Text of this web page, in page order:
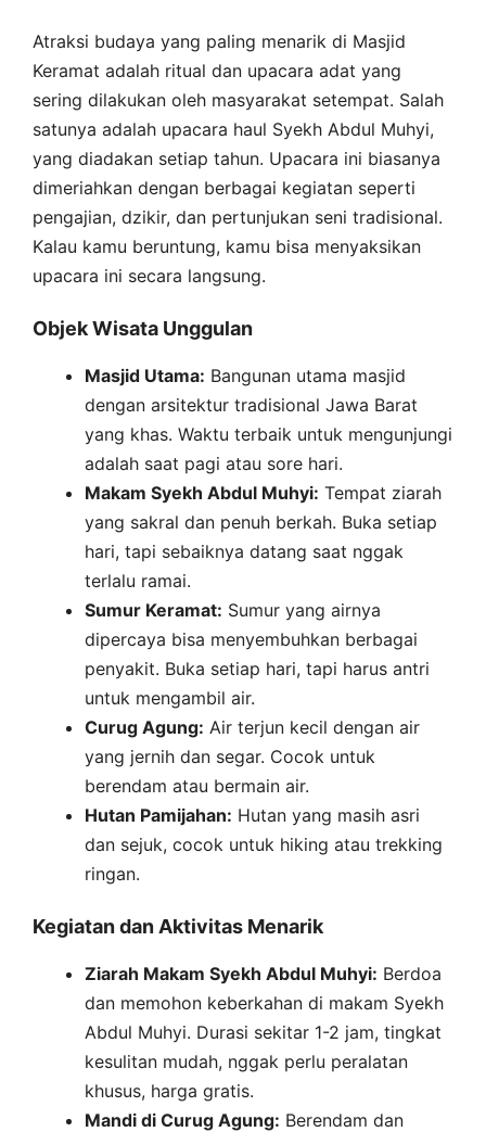
Atraksi budaya yang paling menarik di Masjid
Keramat adalah ritual dan upacara adat yang
sering dilakukan oleh masyarakat setempat. Salah
satunya adalah upacara haul Syekh Abdul Muhyi,
yang diadakan setiap tahun. Upacara ini biasanya
dimeriahkan dengan berbagai kegiatan seperti
pengajian, dzikir, dan pertunjukan seni tradisional.
Kalau kamu beruntung, kamu bisa menyaksikan
upacara ini secara langsung.
Objek Wisata Unggulan
Masjid Utama: Bangunan utama masjid
dengan arsitektur tradisional Jawa Barat
yang khas. Waktu terbaik untuk mengunjungi
adalah saat pagi atau sore hari.
Makam Syekh Abdul Muhyi: Tempat ziarah
yang sakral dan penuh berkah. Buka setiap
hari, tapi sebaiknya datang saat nggak
terlalu ramai.
Sumur Keramat: Sumur yang airnya
dipercaya bisa menyembuhkan berbagai
penyakit. Buka setiap hari, tapi harus antri
untuk mengambil air.
Curug Agung: Air terjun kecil dengan air
yang jernih dan segar. Cocok untuk
berendam atau bermain air.
Hutan Pamijahan: Hutan yang masih asri
dan sejuk, cocok untuk hiking atau trekking
ringan.
Kegiatan dan Aktivitas Menarik
Ziarah Makam Syekh Abdul Muhyi: Berdoa
dan memohon keberkahan di makam Syekh
Abdul Muhyi. Durasi sekitar 1-2 jam, tingkat
kesulitan mudah, nggak perlu peralatan
khusus, harga gratis.
Mandi di Curug Agung: Berendam dan